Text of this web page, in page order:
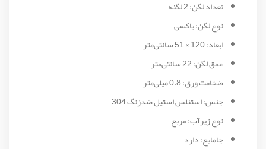
تعداد لگن: 2 لگنه
نوع لگن: باکسی
ابعاد: 120 × 51 سانتی‌متر
عمق لگن: 22 سانتی‌متر
ضخامت ورق: 0.8 میلی‌متر
جنس: استنلس استیل ضدزنگ 304
نوع زیرآب: مربع
جامایع: دارد